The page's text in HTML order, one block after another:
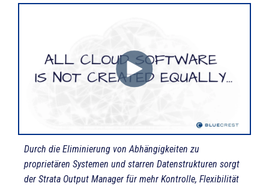
Durch die Eliminierung von Abhängigkeiten zu
proprietären Systemen und starren Datenstrukturen sorgt
der Strata Output Manager für mehr Kontrolle, Flexibilität